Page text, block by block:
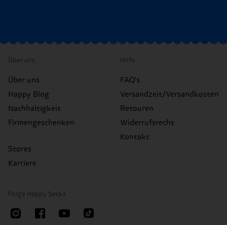
Über uns
Über uns
Happy Blog
Nachhaltigkeit
Firmengeschenken
Stores
Karriere
Hilfe
FAQ's
Versandzeit/Versandkosten
Retouren
Widerrufsrecht
Kontakt
Folge Happy Socks